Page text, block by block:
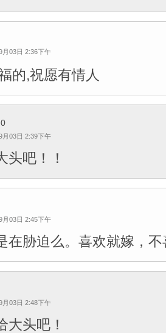
月03日 2:36下午
的,祝愿有情人
月03日 2:39下午
头吧！！
月03日 2:45下午
在胁迫么。喜欢就嫁，
月03日 2:48下午
大头吧！